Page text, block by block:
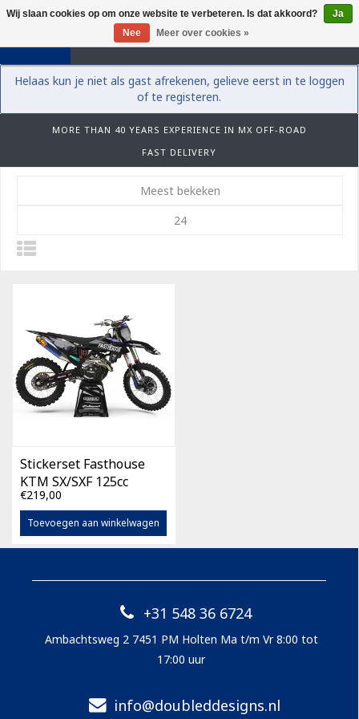
0
Helaas kun je niet als gast afrekenen, gelieve eerst in te loggen
of te registeren.
MORE THAN 40 YEARS EXPERIENCE IN MX OFF-ROAD
FAST DELIVERY
Meest bekeken
24
Stickerset Fasthouse
KTM SX/SXF 125cc
-450cc (diverse
bouwjaren)
€219,00
Toevoegen aan winkelwagen
+31 548 36 6724
Ambachtsweg 2 7451 PM Holten Ma t/m Vr 8:00 tot
17:00 uur
info@doubleddesigns.nl
Wij slaan cookies op om onze website te verbeteren. Is dat akkoord?
Ja
Nee
Meer over cookies »